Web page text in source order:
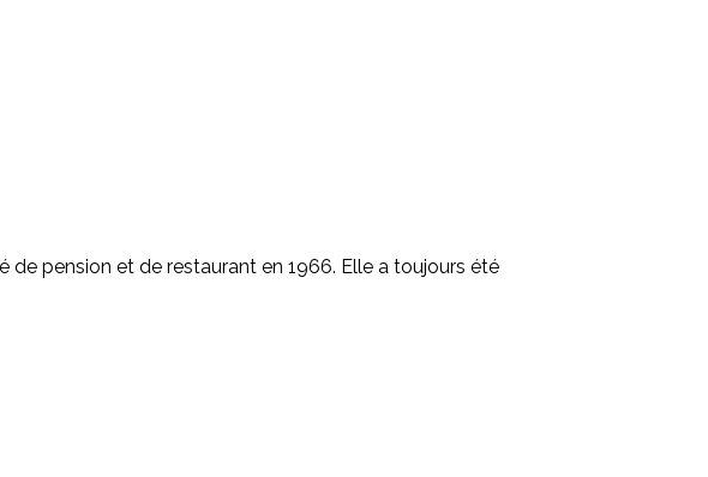
pension et de restaurant en 1966. Elle a toujours été